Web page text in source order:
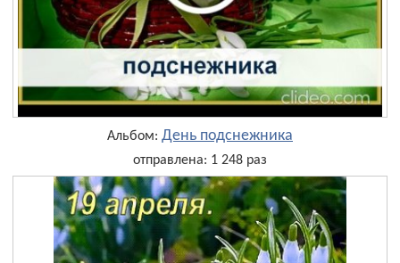
Альбом: День подснежника
отправлена: 1 248 раз